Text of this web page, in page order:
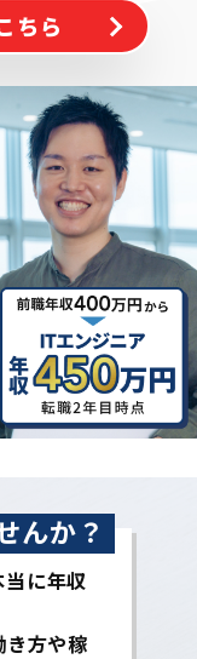
ちら
んか？
に年収
き方や稼